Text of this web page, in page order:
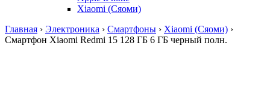
Xiaomi (Сяоми)
Главная › Электроника › Смартфоны › Xiaomi (Сяоми) ›
Смартфон Xiaomi Redmi 15 128 ГБ 6 ГБ черный полн.